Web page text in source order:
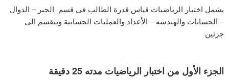
يشمل اختبار الرياضيات قياس قدرة الطالب في قسم الجبر – الدوال
– الحسابات والهندسه – الأعداد والعمليات الحسابية وينقسم الى
جزئين
الجزء الأول من اختبار الرياضيات مدته 25 دقيقة